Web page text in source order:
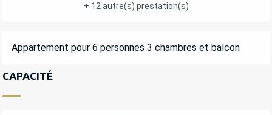
+ 12 autre(s) prestation(s)
DESCRIPTION
Appartement pour 6 personnes 3 chambres et balcon
CAPACITÉ